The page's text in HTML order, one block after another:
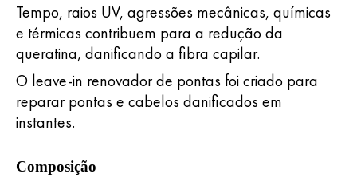
Tempo, raios UV, agressões mecânicas, químicas
e térmicas contribuem para a redução da
queratina, danificando a fibra capilar.
O leave-in renovador de pontas foi criado para
reparar pontas e cabelos danificados em
instantes.
Composição